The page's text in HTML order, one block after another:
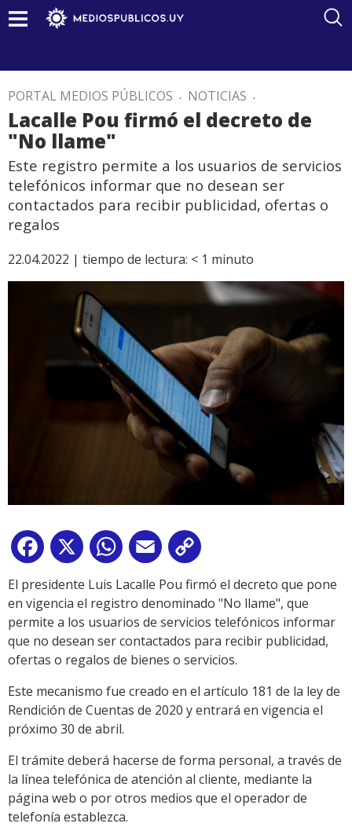
PORTAL MEDIOS PÚBLICOS . NOTICIAS .
Lacalle Pou firmó el decreto de
"No llame"
Este registro permite a los usuarios de servicios
telefónicos informar que no desean ser
contactados para recibir publicidad, ofertas o
regalos
22.04.2022 | tiempo de lectura: < 1 minuto
Facebook
X WhatsApp
Email
Link
El presidente Luis Lacalle Pou firmó el decreto que pone
en vigencia el registro denominado "No llame", que
permite a los usuarios de servicios telefónicos informar
que no desean ser contactados para recibir publicidad,
ofertas o regalos de bienes o servicios.
Este mecanismo fue creado en el artículo 181 de la ley de
Rendición de Cuentas de 2020 y entrará en vigencia el
próximo 30 de abril.
El trámite deberá hacerse de forma personal, a través de
la línea telefónica de atención al cliente, mediante la
página web o por otros medios que el operador de
telefonía establezca.